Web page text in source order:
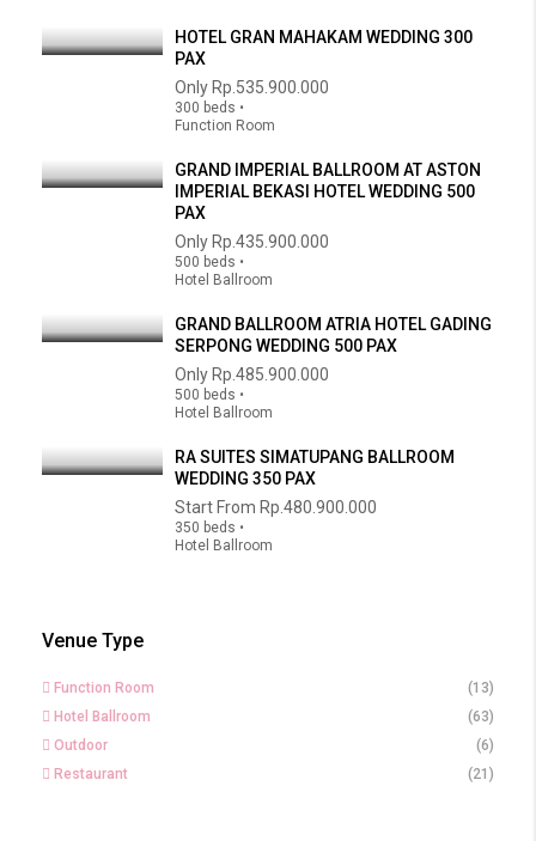
HOTEL GRAN MAHAKAM WEDDING 300
PAX
Only Rp.535.900.000
300 beds •
Function Room
GRAND IMPERIAL BALLROOM AT ASTON
IMPERIAL BEKASI HOTEL WEDDING 500
PAX
Only Rp.435.900.000
500 beds •
Hotel Ballroom
GRAND BALLROOM ATRIA HOTEL GADING
SERPONG WEDDING 500 PAX
Only Rp.485.900.000
500 beds •
Hotel Ballroom
RA SUITES SIMATUPANG BALLROOM
WEDDING 350 PAX
Start From Rp.480.900.000
350 beds •
Hotel Ballroom
Venue Type
Function Room
(13)
Hotel Ballroom
(63)
Outdoor
(6)
Restaurant
(21)